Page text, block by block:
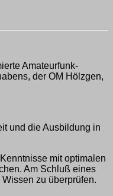
Amateurfunk-
der OM Hölzgen,
und die Ausbildung in
mit optimalen
Am Schluß eines
zu überprüfen.